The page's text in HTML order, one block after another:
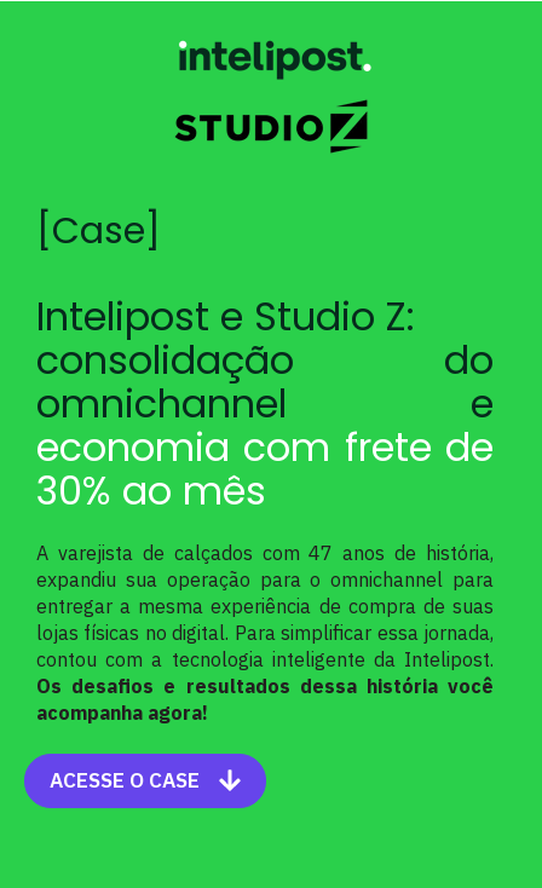
[Case]
Intelipost e Studio Z:
consolidação do
omnichannel e
economia com frete de
30% ao mês
A varejista de calçados com 47 anos de história,
expandiu sua operação para o omnichannel para
entregar a mesma experiência de compra de suas
lojas físicas no digital. Para simplificar essa jornada,
contou com a tecnologia inteligente da Intelipost.
Os desafios e resultados dessa história você
acompanha agora!
ACESSE O CASE